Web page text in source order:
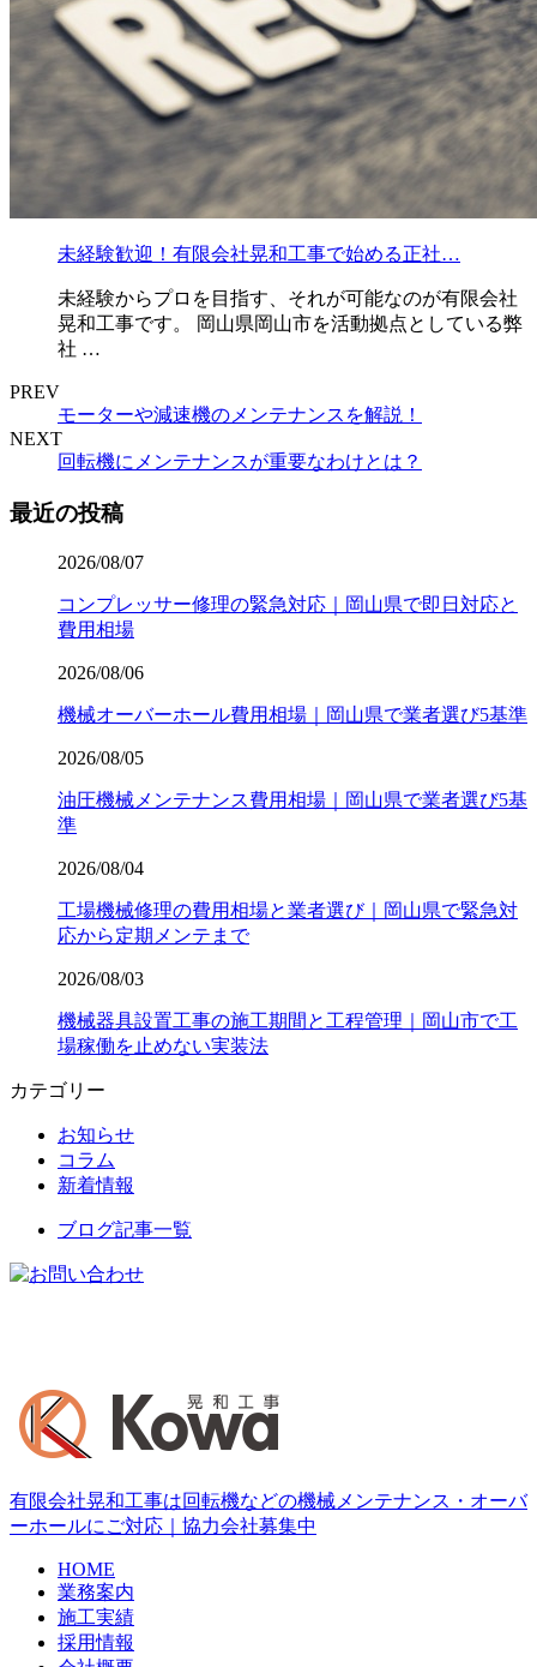
未経験歓迎！有限会社晃和工事で始める正社…
未経験からプロを目指す、それが可能なのが有限会社
晃和工事です。 岡山県岡山市を活動拠点としている弊
社 …
PREV
モーターや減速機のメンテナンスを解説！
NEXT
回転機にメンテナンスが重要なわけとは？
最近の投稿
2026/08/07
コンプレッサー修理の緊急対応｜岡山県で即日対応と
費用相場
2026/08/06
機械オーバーホール費用相場｜岡山県で業者選び5基準
2026/08/05
油圧機械メンテナンス費用相場｜岡山県で業者選び5基
準
2026/08/04
工場機械修理の費用相場と業者選び｜岡山県で緊急対
応から定期メンテまで
2026/08/03
機械器具設置工事の施工期間と工程管理｜岡山市で工
場稼働を止めない実装法
カテゴリー
お知らせ
コラム
新着情報
ブログ記事一覧
有限会社晃和工事は回転機などの機械メンテナンス・オーバ
ーホールにご対応｜協力会社募集中
HOME
業務案内
施工実績
採用情報